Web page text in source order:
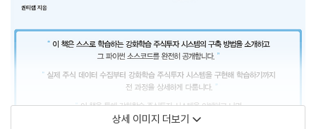
상세 이미지 더보기